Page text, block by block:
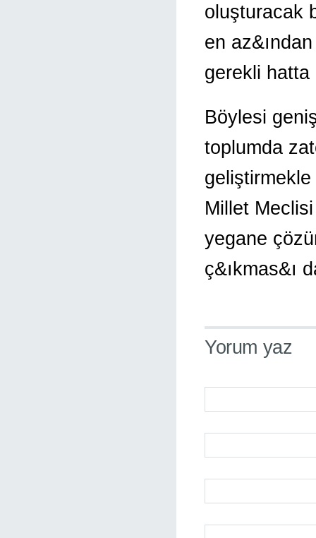
oluşturacak
en
gerekli hatta
Böylesi
toplumda
Millet
yegane
ç&ıkmas&ı
Yorum yaz